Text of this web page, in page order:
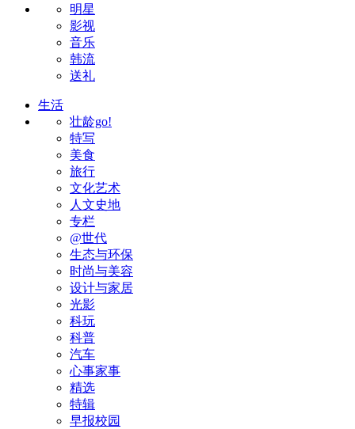
明星
影视
音乐
韩流
送礼
生活
壮龄go!
特写
美食
旅行
文化艺术
人文史地
专栏
@世代
生态与环保
时尚与美容
设计与家居
光影
科玩
科普
汽车
心事家事
精选
特辑
早报校园